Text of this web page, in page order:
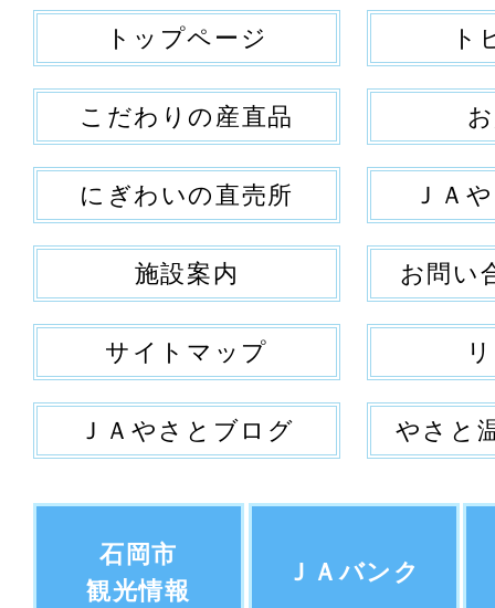
トップページ ト
こだわりの産直品
にぎわいの直売所 ＪＡ
施設案内 お問い
サイトマップ
ＪＡやさとブログ やさと
石岡市
観光情報
ＪＡバンク